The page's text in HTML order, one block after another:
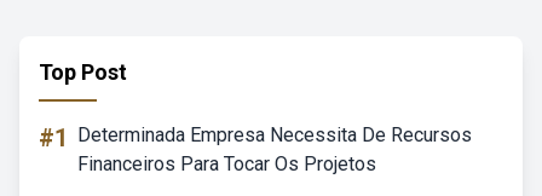
Top Post
#1
Determinada Empresa Necessita De Recursos
Financeiros Para Tocar Os Projetos